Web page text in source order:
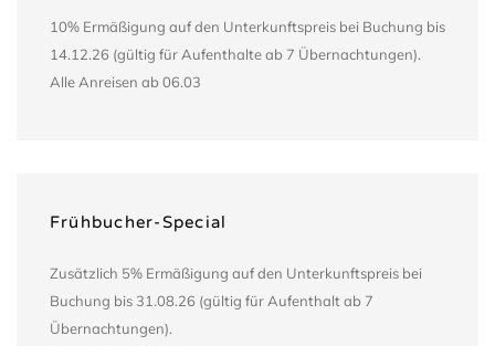
10% Ermäßigung auf den Unterkunftspreis bei Buchung bis
14.12.26 (gültig für Aufenthalte ab 7 Übernachtungen).
Alle Anreisen ab 06.03
Frühbucher-Special
Zusätzlich 5% Ermäßigung auf den Unterkunftspreis bei
Buchung bis 31.08.26 (gültig für Aufenthalt ab 7
Übernachtungen).